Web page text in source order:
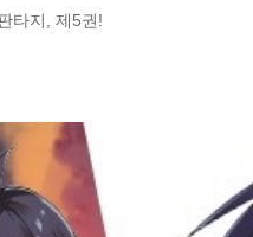
타지, 제5권!